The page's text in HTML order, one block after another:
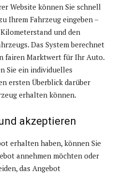
Website können Sie schnell
Ihrem Fahrzeug eingeben –
und den
Das System berechnet
fairen Marktwert für Ihr Auto.
Sie ein individuelles
ersten Überblick darüber
erhalten können.
akzeptieren
erhalten haben, können Sie
annehmen möchten oder
das Angebot